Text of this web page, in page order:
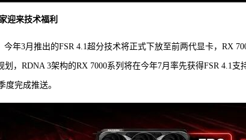
迎来技术福利
年3月推出的FSR 4.1超分技术将正式下放至前两代显卡，RX
，RDNA 3架构的RX 7000系列将在今年7月率先获得FSR 4.1支
度完成推送。